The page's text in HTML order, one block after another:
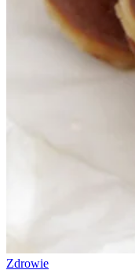
Zdrowie